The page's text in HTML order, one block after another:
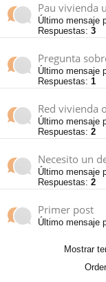
do
s
Pau vivienda
Último mensaje
Respuestas: 3
Pregunta
Último mensaje
Respuestas: 1
Red vivienda
Último mensaje
Respuestas: 2
Necesito un
Último mensaje
Respuestas: 2
Primer post
Último mensaje
Mostrar